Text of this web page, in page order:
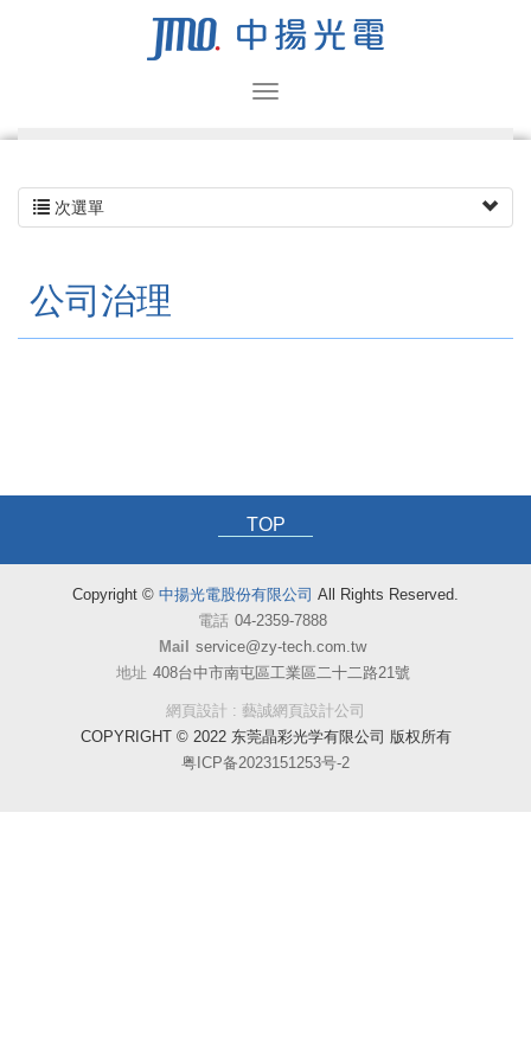
次選單
公司治理
TOP
Copyright © 中揚光電股份有限公司 All Rights Reserved.
電話 04-2359-7888
Mail
service@zy-tech.com.tw
地址 408台中市南屯區工業區二十二路21號
網頁設計 : 藝誠網頁設計公司
COPYRIGHT © 2022 东莞晶彩光学有限公司 版权所有
粤ICP备2023151253号-2